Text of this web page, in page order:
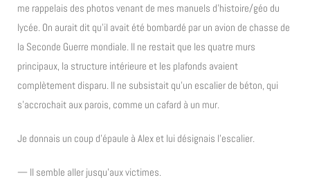
me rappelais des photos venant de mes manuels d’histoire/géo du
lycée. On aurait dit qu’il avait été bombardé par un avion de chasse de
la Seconde Guerre mondiale. Il ne restait que les quatre murs
principaux, la structure intérieure et les plafonds avaient
complètement disparu. Il ne subsistait qu’un escalier de béton, qui
s’accrochait aux parois, comme un cafard à un mur.
Je donnais un coup d’épaule à Alex et lui désignais l’escalier.
— Il semble aller jusqu’aux victimes.